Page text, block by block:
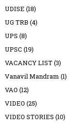
UDISE (18)
UG TRB (4)
UPS (8)
UPSC (19)
VACANCY LIST(3)
Vanavil Mandram (1)
VAO (12)
VIDEO (25)
VIDEO STORIES (10)